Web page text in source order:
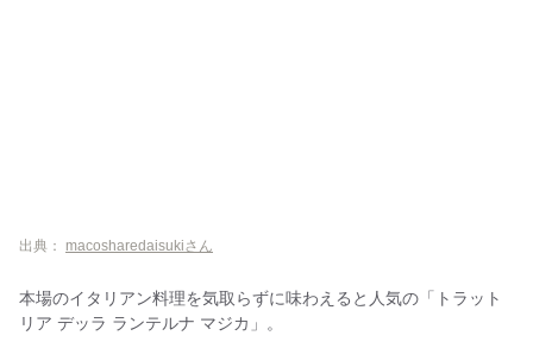
出典： macosharedaisukiさん
本場のイタリアン料理を気取らずに味わえると人気の「トラット
リア デッラ ランテルナ マジカ」。